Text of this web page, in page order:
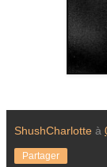
ShushCharlotte à
Partager